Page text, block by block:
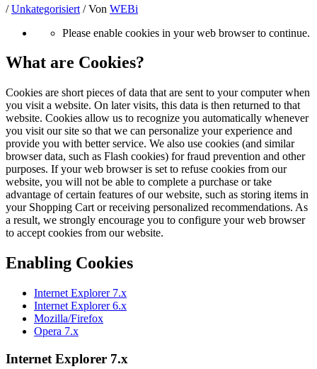
/Unkategorisiert / Von WEBi
Please enable cookies in your web browser to continue.
What are Cookies?
Cookies are short pieces of data that are sent to your computer when
you visit a website. On later visits, this data is then returned to that
website. Cookies allow us to recognize you automatically whenever
you visit our site so that we can personalize your experience and
provide you with better service. We also use cookies (and similar
browser data, such as Flash cookies) for fraud prevention and other
purposes. If your web browser is set to refuse cookies from our
website, you will not be able to complete a purchase or take
advantage of certain features of our website, such as storing items in
your Shopping Cart or receiving personalized recommendations. As
a result, we strongly encourage you to configure your web browser
to accept cookies from our website.
Enabling Cookies
Internet Explorer 7.x
Internet Explorer 6.x
Mozilla/Firefox
Opera 7.x
Internet Explorer 7.x